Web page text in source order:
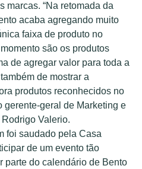
marcas. “Na retomada da
acaba agregando muito
faixa de produto no
são os produtos
de agregar valor para toda a
de mostrar a
produtos reconhecidos no
gerente-geral de Marketing e
Valerio.
foi saudado pela Casa
de um evento tão
parte do calendário de Bento